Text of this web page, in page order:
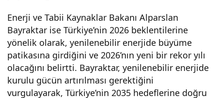
Enerji ve Tabii Kaynaklar Bakanı Alparslan
Bayraktar ise Türkiye’nin 2026 beklentilerine
yönelik olarak, yenilenebilir enerjide büyüme
patikasına girdiğini ve 2026’nın yeni bir rekor yılı
olacağını belirtti. Bayraktar, yenilenebilir enerjide
kurulu gücün artırılması gerektiğini
vurgulayarak, Türkiye’nin 2035 hedeflerine doğru